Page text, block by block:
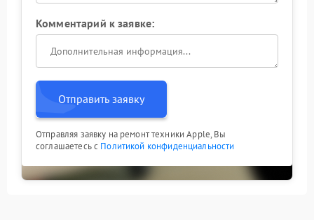
Комментарий к заявке:
Отправить заявку
Отправляя заявку на ремонт техники Apple, Вы
соглашаетесь с Политикой конфиденциальности